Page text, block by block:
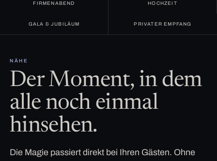
FIRMENABEND HOCHZEIT
GALA & JUBILÄUM PRIVATER EMPFANG
NÄHE
Der Moment, in dem
alle noch einmal
hinsehen.
Die Magie passiert direkt bei Ihren Gästen. Ohne